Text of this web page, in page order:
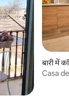
बारी में
Casa